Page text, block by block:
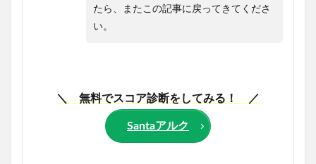
たら、またこの記事に戻ってきてくださ
い。
＼ 無料でスコア診断をしてみる！ ／
Santaアルク